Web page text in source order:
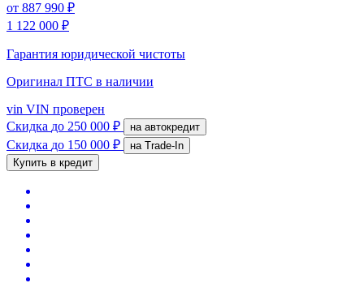
от 887 990 ₽
1 122 000 ₽
Гарантия юридической чистоты
Оригинал ПТС в наличии
vin VIN проверен
Скидка до 250 000 ₽ на автокредит
Скидка до 150 000 ₽
на Trade-In
Купить в кредит